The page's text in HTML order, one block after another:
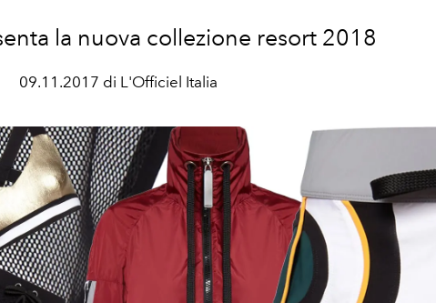
la nuova collezione resort 2018
09.11.2017 di L'Officiel Italia